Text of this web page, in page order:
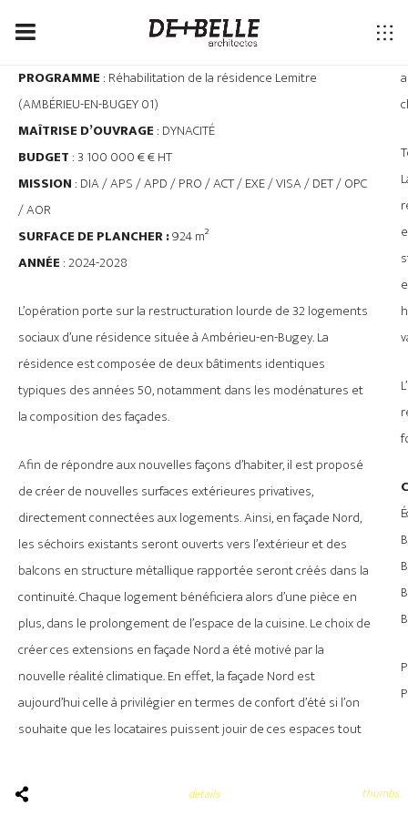
PROGRAMME: Réhabilitation de la résidence Lemitre
(AMBÉRIEU-EN-BUGEY 01)
MAÎTRISE D’OUVRAGE: DYNACITÉ
BUDGET:3 100 000 €€ HT
MISSION: DIA / APS / APD / PRO / ACT / EXE / VISA / DET / OPC
/ AOR
SURFACE DE PLANCHER :924 m²
ANNÉE: 2024-2028
L’opération porte sur la restructuration lourde de 32 logements
sociaux d’une résidence située à Ambérieu-en-Bugey. La
résidence est composée de deux bâtiments identiques
typiques des années 50, notamment dans les modénatures et
la composition des façades.
Afin de répondre aux nouvelles façons d’habiter, il est proposé
de créer de nouvelles surfaces extérieures privatives,
directement connectées aux logements. Ainsi, en façade Nord,
les séchoirs existants seront ouverts vers l’extérieur et des
balcons en structure métallique rapportée seront créés dans la
continuité. Chaque logement bénéficiera alors d’une pièce en
plus, dans le prolongement de l’espace de la cuisine. Le choix de
créer ces extensions en façade Nord a été motivé par la
nouvelle réalité climatique. En effet, la façade Nord est
aujourd’hui celle à privilégier en termes de confort d’été si l’on
souhaite que les locataires puissent jouir de ces espaces tout
details thumbs